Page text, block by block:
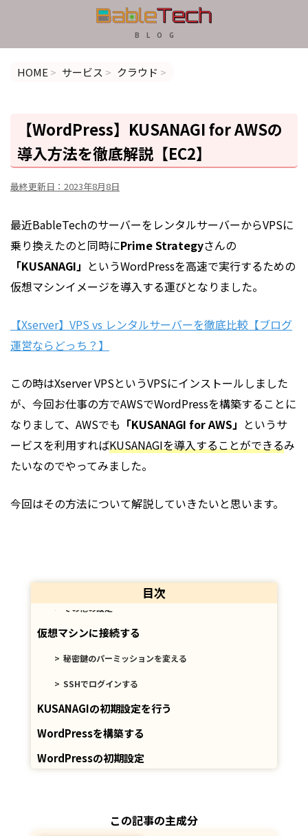
B L O G
HOME > サービス > クラウド >
【WordPress】KUSANAGI for AWSの
導入方法を徹底解説【EC2】
最終更新日： 2023年8月8日
最近BableTechのサーバーをレンタルサーバーからVPSに
乗り換えたのと同時にPrime Strategyさんの
「KUSANAGI」 というWordPressを高速で実行するための
仮想マシンイメージを導入する運びとなりました。
【Xserver】VPS vs レンタルサーバーを徹底比較【ブログ
運営ならどっち？】
この時はXserver VPSというVPSにインストールしました
が、今回お仕事の方でAWSでWordPressを構築することに
なりまして、AWSでも 「KUSANAGI for AWS」 というサ
ービスを利用すればKUSANAGIを導入することができるみ
たいなのでやってみました。
今回はその方法について解説していきたいと思います。
目次
EC2とは？
インスタンスタイプの選択
その他の設定
仮想マシンに接続する
秘密鍵のパーミッションを変える
SSHでログインする
KUSANAGIの初期設定を行う
WordPressを構築する
WordPressの初期設定
この記事の主成分